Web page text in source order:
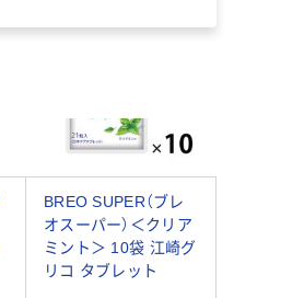
BREO SUPER（ブレ
オスーパー）＜クリア
ミント＞ 10袋 江崎グ
リコ タブレット